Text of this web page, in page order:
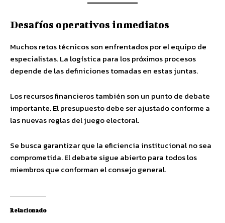
Desafíos operativos inmediatos
Muchos retos técnicos son enfrentados por el equipo de
especialistas. La logística para los próximos procesos
depende de las definiciones tomadas en estas juntas.
Los recursos financieros también son un punto de debate
importante. El presupuesto debe ser ajustado conforme a
las nuevas reglas del juego electoral.
Se busca garantizar que la eficiencia institucional no sea
comprometida. El debate sigue abierto para todos los
miembros que conforman el consejo general.
Relacionado